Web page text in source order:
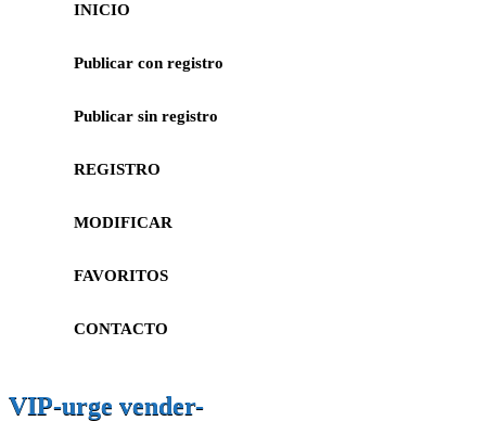
INICIO
Publicar con registro
Publicar sin registro
REGISTRO
MODIFICAR
FAVORITOS
CONTACTO
VIP-urge vender-